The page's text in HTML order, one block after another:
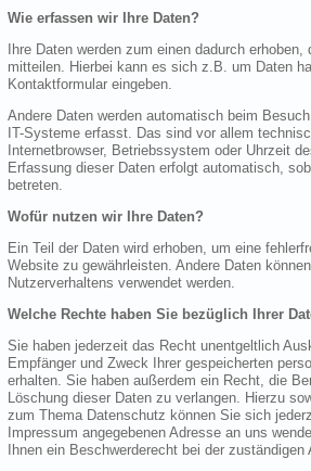
Wie erfassen wir Ihre Daten?
Ihre Daten werden zum einen dadurch
mitteilen. Hierbei kann es sich z.B. um Daten
Kontaktformular eingeben.
Andere Daten werden automatisch beim
IT-Systeme erfasst. Das sind vor allem
Internetbrowser, Betriebssystem oder Uhrzeit
Erfassung dieser Daten erfolgt automatisch,
betreten.
Wofür nutzen wir Ihre Daten?
Ein Teil der Daten wird erhoben, um eine
Website zu gewährleisten. Andere Daten
Nutzerverhaltens verwendet werden.
Welche Rechte haben Sie bezüglich Ihrer
Sie haben jederzeit das Recht unentgeltlich
Empfänger und Zweck Ihrer gespeicherten
erhalten. Sie haben außerdem ein Recht, die
Löschung dieser Daten zu verlangen. Hierzu
zum Thema Datenschutz können Sie sich
Impressum angegebenen Adresse an uns
Ihnen ein Beschwerderecht bei der zuständigen